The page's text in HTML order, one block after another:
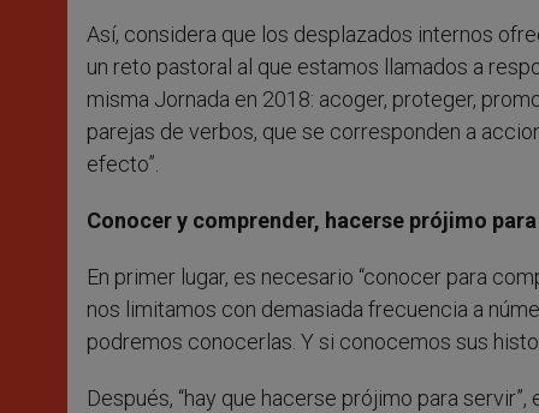
Así, considera que los desplazados internos
un reto pastoral al que estamos llamados a
misma Jornada en 2018: acoger, proteger,
parejas de verbos, que se corresponden a
efecto”.
Conocer y comprender, hacerse prójimo
En primer lugar, es necesario “conocer para
nos limitamos con demasiada frecuencia a
podremos conocerlas. Y si conocemos sus
Después, “hay que hacerse prójimo para